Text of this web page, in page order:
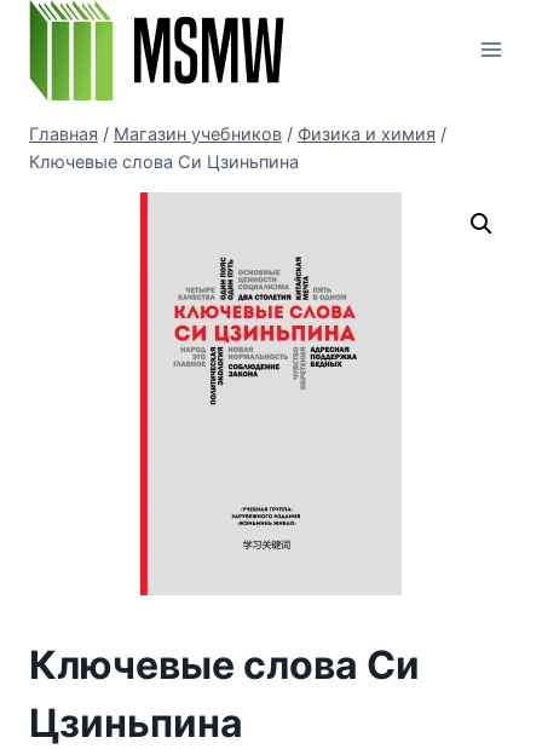
Перейти
содержимому
Главная / Магазин учебников / Физика и химия /
Ключевые слова Си Цзиньпина
Ключевые слова Си
Цзиньпина